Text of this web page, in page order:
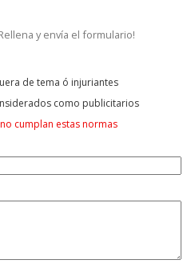
y envía el formulario!
de tema ó injuriantes
como publicitarios
cumplan estas normas